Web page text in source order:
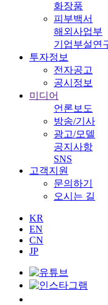
화장품
피부백서
해외사업부
기업부설연
투자정보
전자공고
공시정보
미디어
언론보도
방송/기사
광고/모델
공지사항
SNS
고객지원
문의하기
오시는 길
KR
EN
CN
JP